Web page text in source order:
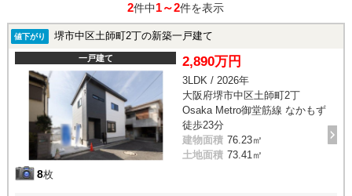
2件中1～2件を表示
値下がり 堺市中区土師町2丁の新築一戸建て
一戸建て
8枚
2,890万円
3LDK / 2026年
大阪府堺市中区土師町2丁
Osaka Metro御堂筋線 なかもず
徒歩23分
建物面積 76.23㎡
土地面積 73.41㎡